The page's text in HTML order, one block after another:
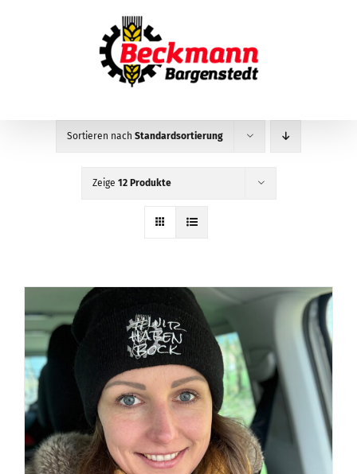
Sortieren nach Standardsortierung
Zeige 12 Produkte